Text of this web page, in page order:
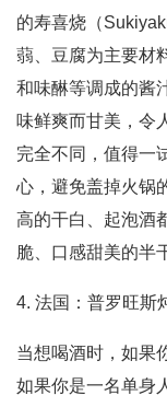
的寿喜烧（
蒻、豆腐为主要材
和味醂等调成的酱
味鲜爽而甘美，令
完全不同，值得一
心，避免盖掉火锅
高的干白、起泡酒
脆、口感甜美的半
4. 法国：普罗旺斯
当想喝酒时，如果
如果你是一名单身